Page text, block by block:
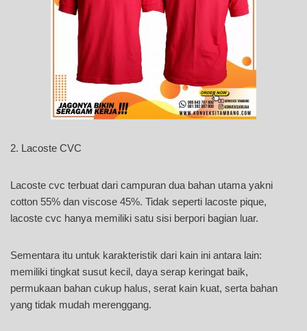
2. Lacoste CVC
Lacoste cvc terbuat dari campuran dua bahan utama yakni
cotton 55% dan viscose 45%. Tidak seperti lacoste pique,
lacoste cvc hanya memiliki satu sisi berpori bagian luar.
Sementara itu untuk karakteristik dari kain ini antara lain:
memiliki tingkat susut kecil, daya serap keringat baik,
permukaan bahan cukup halus, serat kain kuat, serta bahan
yang tidak mudah merenggang.